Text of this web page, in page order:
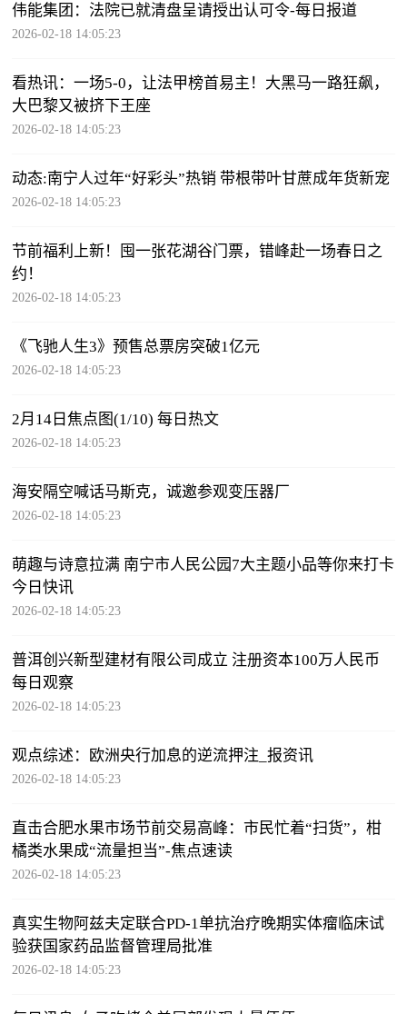
伟能集团：法院已就清盘呈请授出认可令-每日报道
2026-02-18 14:05:23
看热讯：一场5-0，让法甲榜首易主！大黑马一路狂飙，
大巴黎又被挤下王座
2026-02-18 14:05:23
动态:南宁人过年“好彩头”热销 带根带叶甘蔗成年货新宠
2026-02-18 14:05:23
节前福利上新！囤一张花湖谷门票，错峰赴一场春日之
约！
2026-02-18 14:05:23
《飞驰人生3》预售总票房突破1亿元
2026-02-18 14:05:23
2月14日焦点图(1/10) 每日热文
2026-02-18 14:05:23
海安隔空喊话马斯克，诚邀参观变压器厂
2026-02-18 14:05:23
萌趣与诗意拉满 南宁市人民公园7大主题小品等你来打卡
今日快讯
2026-02-18 14:05:23
普洱创兴新型建材有限公司成立 注册资本100万人民币
每日观察
2026-02-18 14:05:23
观点综述：欧洲央行加息的逆流押注_报资讯
2026-02-18 14:05:23
直击合肥水果市场节前交易高峰：市民忙着“扫货”，柑
橘类水果成“流量担当”-焦点速读
2026-02-18 14:05:23
真实生物阿兹夫定联合PD-1单抗治疗晚期实体瘤临床试
验获国家药品监督管理局批准
2026-02-18 14:05:23